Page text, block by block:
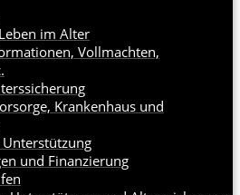
im Alter
Vollmachten,
Krankenhaus und
und Finanzierung